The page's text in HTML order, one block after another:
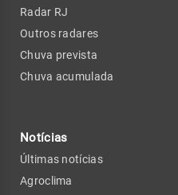
Radar RJ
Outros radares
Chuva prevista
Chuva acumulada
Notícias
Últimas notícias
Agroclima